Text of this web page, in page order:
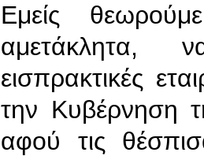
Εμείς
αμετάκλητα,
εισπρακτικές
την Κυβέρνηση
αφού τις